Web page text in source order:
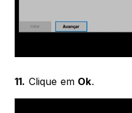
11. Clique em Ok.